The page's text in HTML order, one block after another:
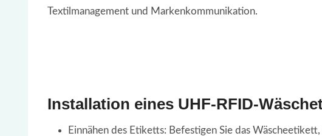
Textilmanagement und Markenkommunikation.
Installation eines UHF-RFID-
Einnähen des Etiketts: Befestigen Sie das